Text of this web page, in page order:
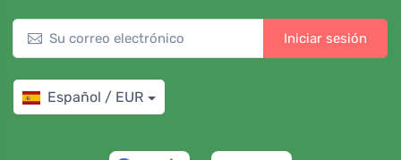
Iniciar sesión
Español / EUR